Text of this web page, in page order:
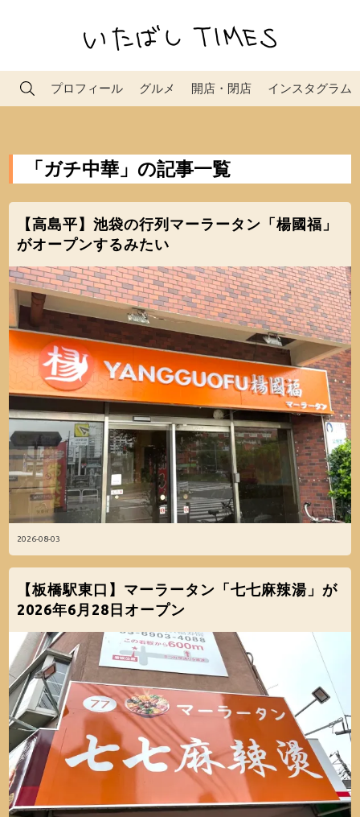
プロフィール グルメ 開店・閉店 インスタグラム
「ガチ中華」の記事一覧
2026-08-03
【高島平】池袋の行列マーラータン「楊國福」
がオープンするみたい
【板橋駅東口】マーラータン「七七麻辣湯」が
2026年6月28日オープン